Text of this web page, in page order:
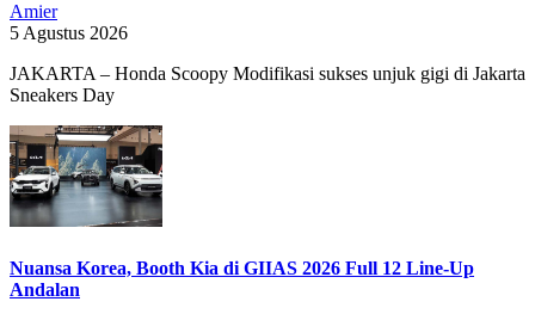
Amier
5 Agustus 2026
JAKARTA – Honda Scoopy Modifikasi sukses unjuk gigi di Jakarta
Sneakers Day
Nuansa Korea, Booth Kia di GIIAS 2026 Full 12 Line-Up
Andalan